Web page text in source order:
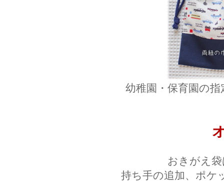
幼稚園・保育園の
おきがえ
持ち手の追加、ポケ